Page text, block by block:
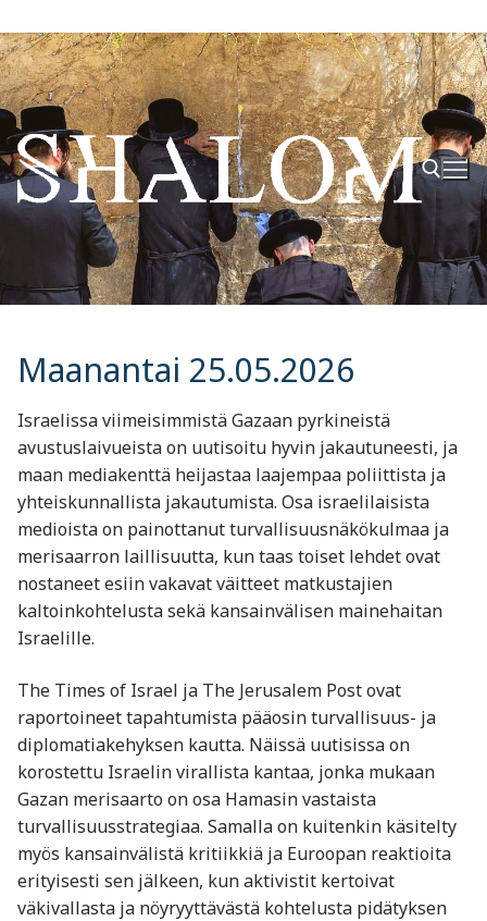
Hyppää
sisältöön
Hae:
Maanantai 25.05.2026
Israelissa viimeisimmistä Gazaan pyrkineistä
avustuslaivueista on uutisoitu hyvin jakautuneesti, ja
maan mediakenttä heijastaa laajempaa poliittista ja
yhteiskunnallista jakautumista. Osa israelilaisista
medioista on painottanut turvallisuusnäkökulmaa ja
merisaarron laillisuutta, kun taas toiset lehdet ovat
nostaneet esiin vakavat väitteet matkustajien
kaltoinkohtelusta sekä kansainvälisen mainehaitan
Israelille.
The Times of Israel ja The Jerusalem Post ovat
raportoineet tapahtumista pääosin turvallisuus- ja
diplomatiakehyksen kautta. Näissä uutisissa on
korostettu Israelin virallista kantaa, jonka mukaan
Gazan merisaarto on osa Hamasin vastaista
turvallisuusstrategiaa. Samalla on kuitenkin käsitelty
myös kansainvälistä kritiikkiä ja Euroopan reaktioita
erityisesti sen jälkeen, kun aktivistit kertoivat
väkivallasta ja nöyryyttävästä kohtelusta pidätyksen